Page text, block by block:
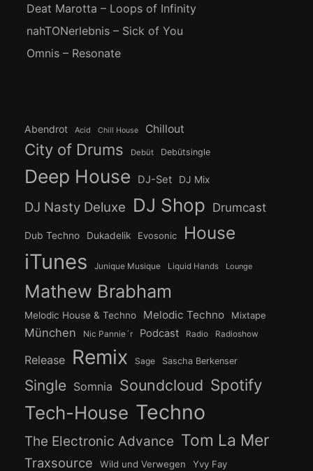
Deat Marotta – Loops of Infinity
nahTONerlebnis – Sick of You
Omnis – Resonate
Abendrot Acid Chill House Chillout
City of Drums Debüt Debütsingle
Deep House DJ-Set DJ Mix
DJ Nasty Deluxe DJ Shop Drumcast
Dub Techno Dukadelik Evosonic House
iTunes Junique Musique Liquid Hands Lounge
Mathew Brabham
Melodic House & Techno Melodic Techno Mixtape
München Nic Pannie´r Podcast Radio Radioshow
Release Remix Sage Sascha Berkenser
Single Somnia Soundcloud Spotify
Tech-House Techno
The Electronic Advance Tom La Mer
Traxsource Wild und Verwegen Yvy Fay